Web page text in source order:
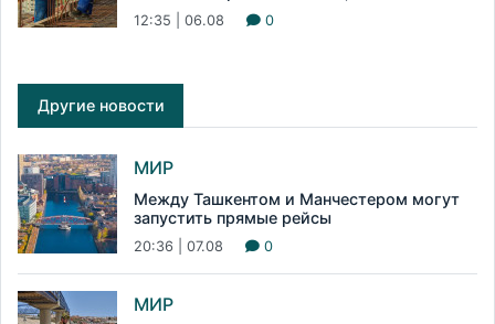
12:35 | 06.08 0
Другие новости
МИР
Между Ташкентом и Манчестером могут
запустить прямые рейсы
20:36 | 07.08 0
МИР